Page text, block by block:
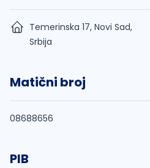
Temerinska 17, Novi Sad,
Srbija
Matični broj
08688656
PIB